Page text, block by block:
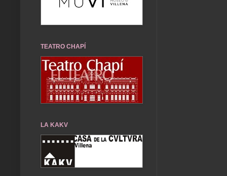
TEATRO CHAPÍ
LA KAKV